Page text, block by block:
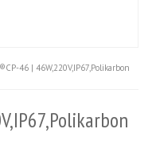
46 | 46W,220V,IP67,Polikarbon